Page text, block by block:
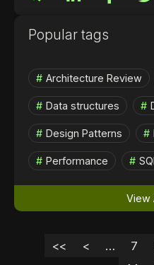
Popular tags
Architecture Review
Data structures
Design Patterns
Performance
View
<< < … 7